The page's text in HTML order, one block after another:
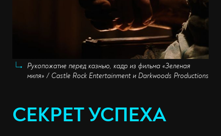
Рукопожатие перед казнью, кадр из фильма «Зеленая
миля» / Castle Rock Entertainment и Darkwoods Productions
СЕКРЕТ УСПЕХА